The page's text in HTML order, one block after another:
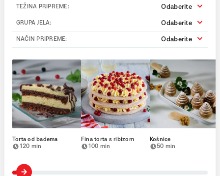
TEŽINA PRIPREME: Odaberite
GRUPA JELA: Odaberite
NAČIN PRIPREME: Odaberite
Torta od badema
120 min
Fina torta s ribizom
100 min
Košnice
50 min